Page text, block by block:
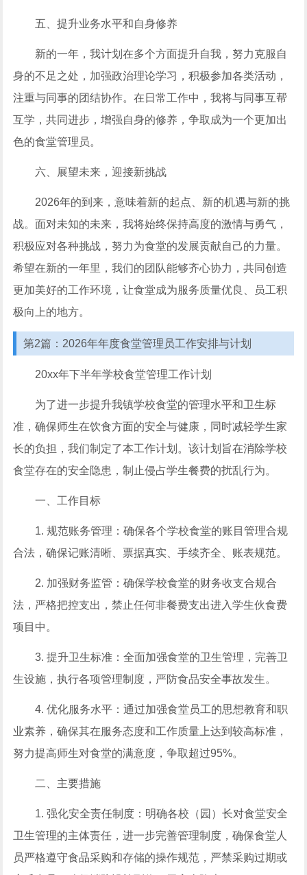
五、提升业务水平和自身修养
新的一年，我计划在多个方面提升自我，努力克服自
身的不足之处，加强政治理论学习，积极参加各类活动，
注重与同事的团结协作。在日常工作中，我将与同事互帮
互学，共同进步，增强自身的修养，争取成为一个更加出
色的食堂管理员。
六、展望未来，迎接新挑战
2026年的到来，意味着新的起点、新的机遇与新的挑
战。面对未知的未来，我将始终保持高度的激情与勇气，
积极应对各种挑战，努力为食堂的发展贡献自己的力量。
希望在新的一年里，我们的团队能够齐心协力，共同创造
更加美好的工作环境，让食堂成为服务质量优良、员工积
极向上的地方。
第2篇：2026年年度食堂管理员工作安排与计划
20xx年下半年学校食堂管理工作计划
为了进一步提升我镇学校食堂的管理水平和卫生标
准，确保师生在饮食方面的安全与健康，同时减轻学生家
长的负担，我们制定了本工作计划。该计划旨在消除学校
食堂存在的安全隐患，制止侵占学生餐费的扰乱行为。
一、工作目标
1. 规范账务管理：确保各个学校食堂的账目管理合规
合法，确保记账清晰、票据真实、手续齐全、账表规范。
2. 加强财务监管：确保学校食堂的财务收支合规合
法，严格把控支出，禁止任何非餐费支出进入学生伙食费
项目中。
3. 提升卫生标准：全面加强食堂的卫生管理，完善卫
生设施，执行各项管理制度，严防食品安全事故发生。
4. 优化服务水平：通过加强食堂员工的思想教育和职
业素养，确保其在服务态度和工作质量上达到较高标准，
努力提高师生对食堂的满意度，争取超过95%。
二、主要措施
1. 强化安全责任制度：明确各校（园）长对食堂安全
卫生管理的主体责任，进一步完善管理制度，确保食堂人
员严格遵守食品采购和存储的操作规范，严禁采购过期或